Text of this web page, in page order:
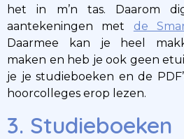
het in m’n tas. Daarom
aantekeningen met de
Daarmee kan je heel
maken en heb je ook geen
je je studieboeken en de
hoorcolleges erop lezen.
3. Studieboeken